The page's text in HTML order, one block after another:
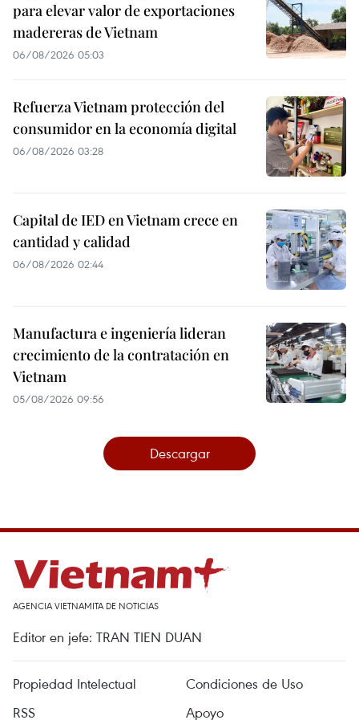
para elevar valor de exportaciones
madereras de Vietnam
06/08/2026 05:03
Refuerza Vietnam protección del
consumidor en la economía digital
06/08/2026 03:28
Capital de IED en Vietnam crece en
cantidad y calidad
06/08/2026 02:44
Manufactura e ingeniería lideran
crecimiento de la contratación en
Vietnam
05/08/2026 09:56
Descargar
AGENCIA VIETNAMITA DE NOTICIAS
Editor en jefe: TRAN TIEN DUAN
Propiedad Intelectual
Condiciones de Uso
RSS
Apoyo